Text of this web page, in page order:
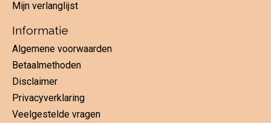
Mijn verlanglijst
Informatie
Algemene voorwaarden
Betaalmethoden
Disclaimer
Privacyverklaring
Veelgestelde vragen